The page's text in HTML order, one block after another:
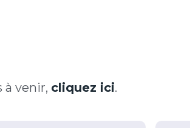
à venir, cliquez ici.